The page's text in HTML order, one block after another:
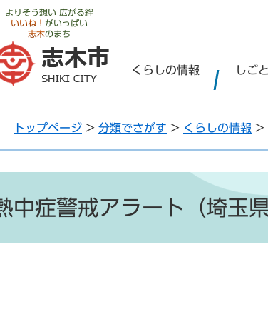
よりそう想い 広がる絆
いいね！ がいっぱい
志木のまち
くらしの情報 しご
トップページ > 分類でさがす > くらしの情報 >
中症警戒アラート（埼玉県